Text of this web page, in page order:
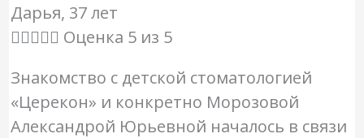
Дарья, 37 лет
 Оценка 5 из 5
Знакомство с детской стоматологией
«Церекон» и конкретно Морозовой
Александрой Юрьевной началось в связи